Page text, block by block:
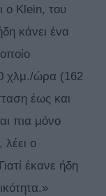
ο Klein, του
κάνει ένα
χλμ./ώρα (162
έως και
πια μόνο
λέει ο
έκανε ήδη